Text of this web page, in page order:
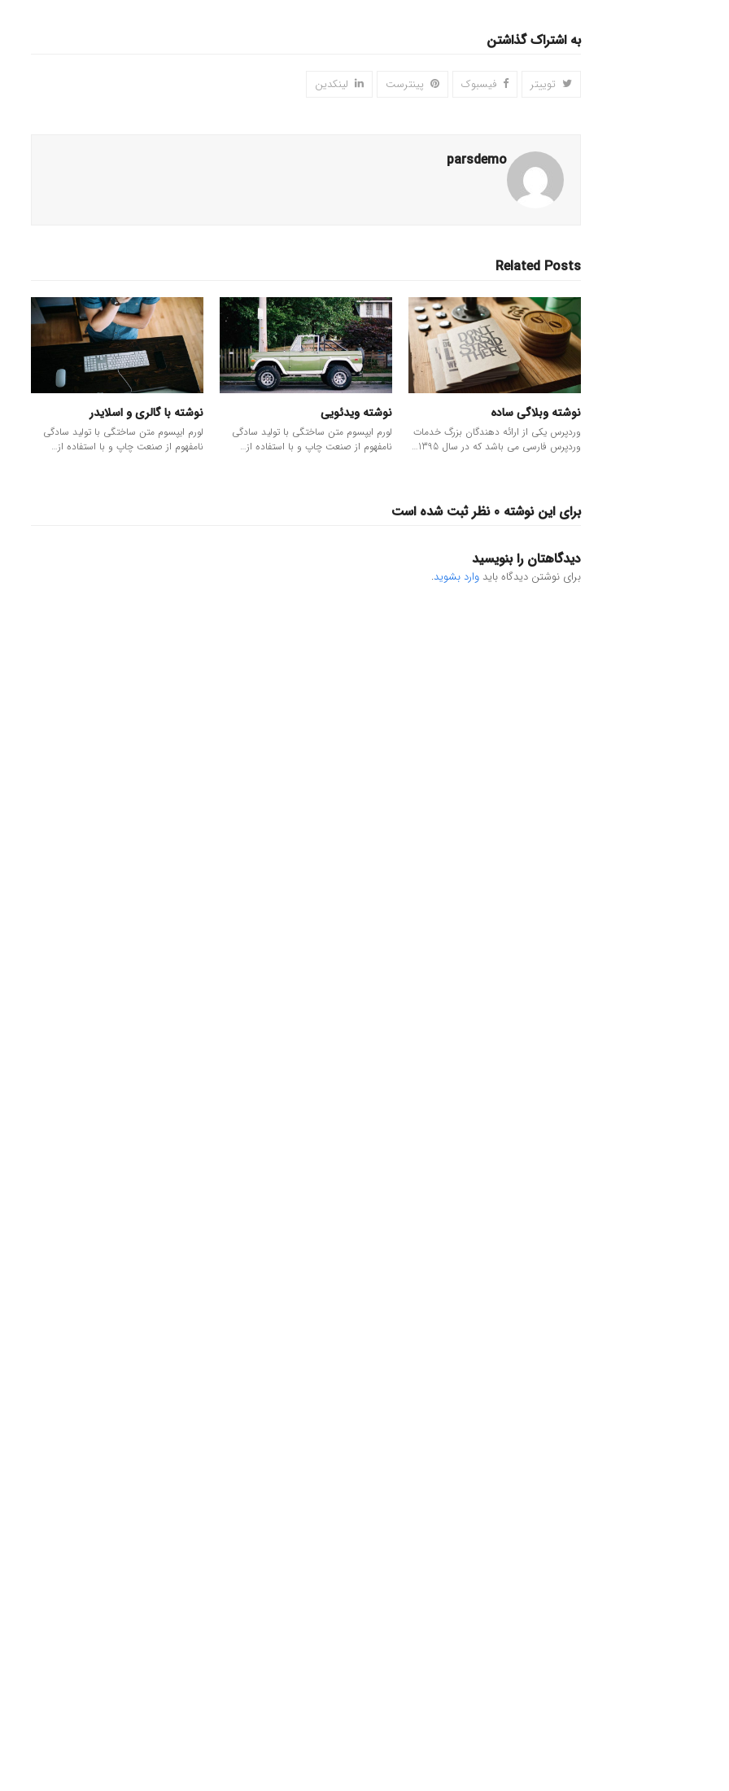
به اشتراک گذاشتن
توییتر فیسبوک پینترست لینکدین
parsdemo
Related Posts
نوشته وبلاگی ساده
وردپرس یکی از ارائه دهندگان بزرگ خدمات
وردپرس فارسی می باشد که در سال 1395…
نوشته ویدئویی
لورم ایپسوم متن ساختگی با تولید سادگی
نامفهوم از صنعت چاپ و با استفاده از…
نوشته با گالری و اسلایدر
لورم ایپسوم متن ساختگی با تولید سادگی
نامفهوم از صنعت چاپ و با استفاده از…
برای این نوشته 0 نظر ثبت شده است
دیدگاهتان را بنویسید
برای نوشتن دیدگاه باید وارد بشوید.